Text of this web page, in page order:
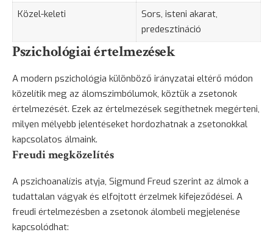
Közel-keleti
Sors, isteni akarat,
predesztináció
Pszichológiai értelmezések
A modern pszichológia különböző irányzatai eltérő módon
közelítik meg az álomszimbólumok, köztük a zsetonok
értelmezését. Ezek az értelmezések segíthetnek megérteni,
milyen mélyebb jelentéseket hordozhatnak a zsetonokkal
kapcsolatos álmaink.
Freudi megközelítés
A pszichoanalízis atyja, Sigmund Freud szerint az álmok a
tudattalan vágyak és elfojtott érzelmek kifejeződései. A
freudi értelmezésben a zsetonok álombeli megjelenése
kapcsolódhat: